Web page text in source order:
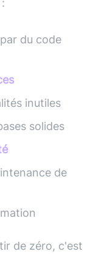
du code
inutiles
solides
de
de zéro, c'est